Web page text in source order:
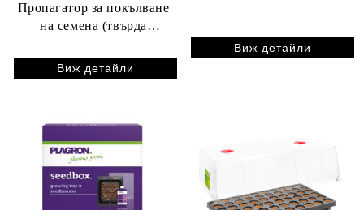
Пропагатор за покълване
на семена (твърда
Виж детайли
Виж детайли